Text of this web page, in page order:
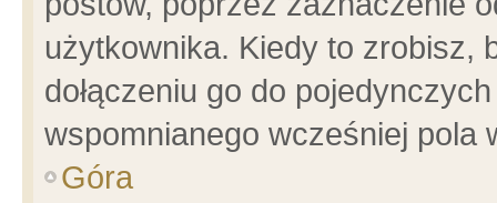
użytkownika. Kiedy to zrobisz,
dołączeniu go do
wspomnianego wcześniej pola
Góra